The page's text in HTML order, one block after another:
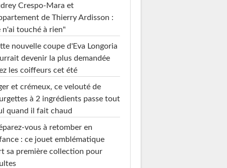
Crespo-Mara et
de Thierry Ardisson :
n'ai touché à rien"
nouvelle coupe d'Eva Longoria
devenir la plus demandée
les coiffeurs cet été
et crémeux, ce velouté de
à 2 ingrédients passe tout
quand il fait chaud
vous à retomber en
: ce jouet emblématique
sa première collection pour